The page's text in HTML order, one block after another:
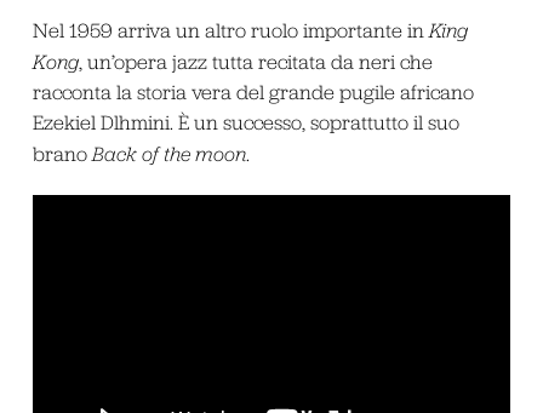
Nel 1959 arriva un altro ruolo importante inKing
Kong, un’opera jazz tutta recitata da neri che
racconta la storia vera del grande pugile africano
Ezekiel Dlhmini. È un successo, soprattutto il suo
branoBack of the moon.